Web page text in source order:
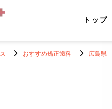
トップ
おすすめ矯正歯科 広島県